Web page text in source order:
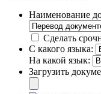
Наименование
Сделать
С какого языка:
На какой язык:
Загрузить